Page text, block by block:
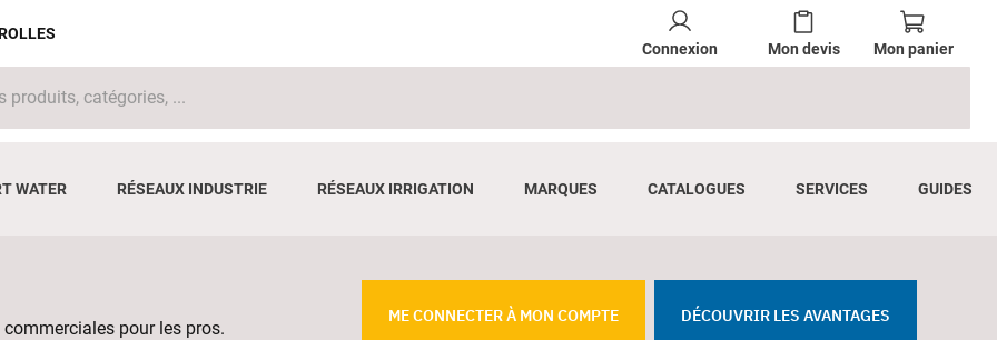
Connexion Mon devis Mon panier
WATER RÉSEAUX INDUSTRIE RÉSEAUX IRRIGATION MARQUES CATALOGUES SERVICES GUIDES
pour les pros.
ME CONNECTER À MON COMPTE DÉCOUVRIR LES AVANTAGES